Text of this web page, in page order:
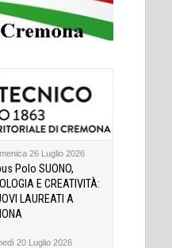
26 Luglio 2026
Polo SUONO,
E CREATIVITÀ:
LAUREATI A
20 Luglio 2026